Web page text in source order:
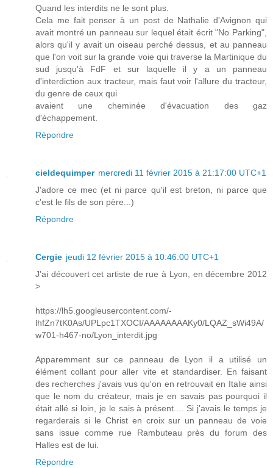
Quand les interdits ne le sont plus.
Cela me fait penser à un post de Nathalie d'Avignon qui
avait montré un panneau sur lequel était écrit "No Parking",
alors qu'il y avait un oiseau perché dessus, et au panneau
que l'on voit sur la grande voie qui traverse la Martinique du
sud jusqu'à FdF et sur laquelle il y a un panneau
d'interdiction aux tracteur, mais faut voir l'allure du tracteur,
du genre de ceux qui
avaient une cheminée d'évacuation des gaz
d'échappement.
Répondre
cieldequimper mercredi 11 février 2015 à 21:17:00 UTC+1
J'adore ce mec (et ni parce qu'il est breton, ni parce que
c'est le fils de son père...)
Répondre
Cergie jeudi 12 février 2015 à 10:46:00 UTC+1
J'ai découvert cet artiste de rue à Lyon, en décembre 2012
>
https://lh5.googleusercontent.com/-
lhfZn7tK0As/UPLpc1TXOCI/AAAAAAAAKy0/LQAZ_sWi49A/
w701-h467-no/Lyon_interdit.jpg
Apparemment sur ce panneau de Lyon il a utilisé un
élément collant pour aller vite et standardiser. En faisant
des recherches j'avais vus qu'on en retrouvait en Italie ainsi
que le nom du créateur, mais je en savais pas pourquoi il
était allé si loin, je le sais à présent.... Si j'avais le temps je
regarderais si le Christ en croix sur un panneau de voie
sans issue comme rue Rambuteau près du forum des
Halles est de lui.
Répondre